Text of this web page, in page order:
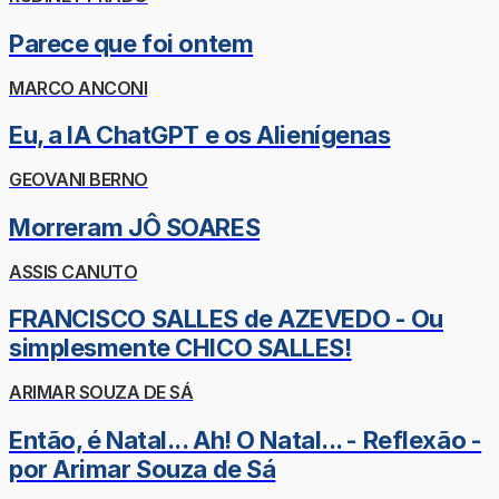
Parece que foi ontem
MARCO ANCONI
Eu, a IA ChatGPT e os Alienígenas
GEOVANI BERNO
Morreram JÔ SOARES
ASSIS CANUTO
FRANCISCO SALLES de AZEVEDO - Ou
simplesmente CHICO SALLES!
ARIMAR SOUZA DE SÁ
Então, é Natal... Ah! O Natal... - Reflexão -
por Arimar Souza de Sá